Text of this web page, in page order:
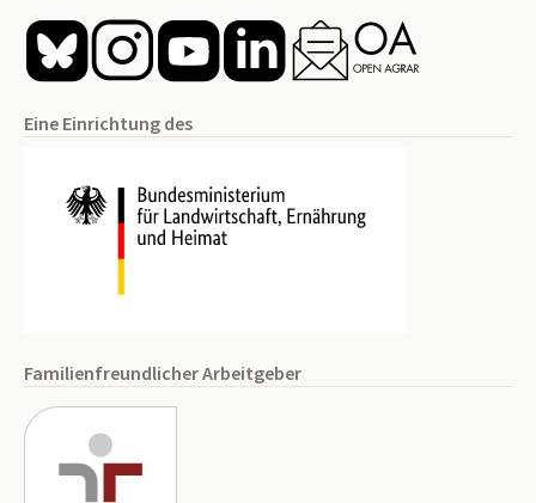
Eine Einrichtung des
Familienfreundlicher Arbeitgeber